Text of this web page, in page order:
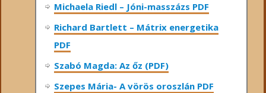
Michaela Riedl – Jóni-masszázs PDF
Richard Bartlett – Mátrix energetika
PDF
Szabó Magda: Az őz (PDF)
Szepes Mária- A vörös oroszlán PDF